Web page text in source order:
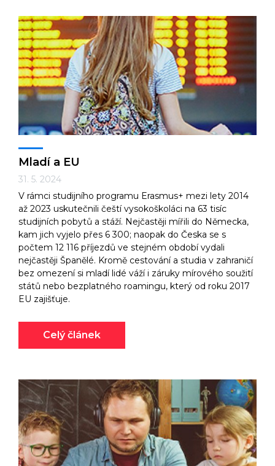
Mladí a EU
31. 5. 2024
V rámci studijního programu Erasmus+ mezi lety 2014
až 2023 uskutečnili čeští vysokoškoláci na 63 tisíc
studijních pobytů a stáží. Nejčastěji mířili do Německa,
kam jich vyjelo přes 6 300; naopak do Česka se s
počtem 12 116 příjezdů ve stejném období vydali
nejčastěji Španělé. Kromě cestování a studia v zahraničí
bez omezení si mladí lidé váží i záruky mírového soužití
států nebo bezplatného roamingu, který od roku 2017
EU zajišťuje.
Celý článek